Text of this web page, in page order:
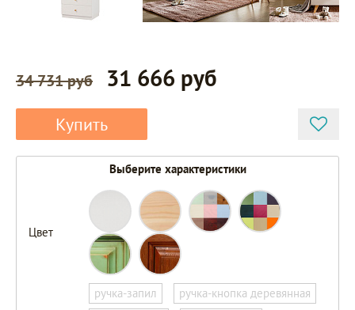
34 731 руб 31 666 руб
Купить
Выберите характеристики
Цвет
ручка-запил
ручка-кнопка деревянная